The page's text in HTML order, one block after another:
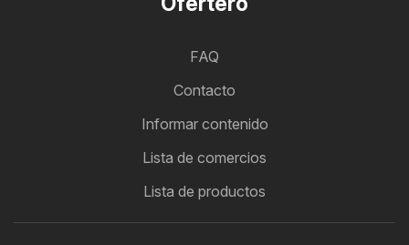
FAQ
Contacto
Informar contenido
Lista de comercios
Lista de productos